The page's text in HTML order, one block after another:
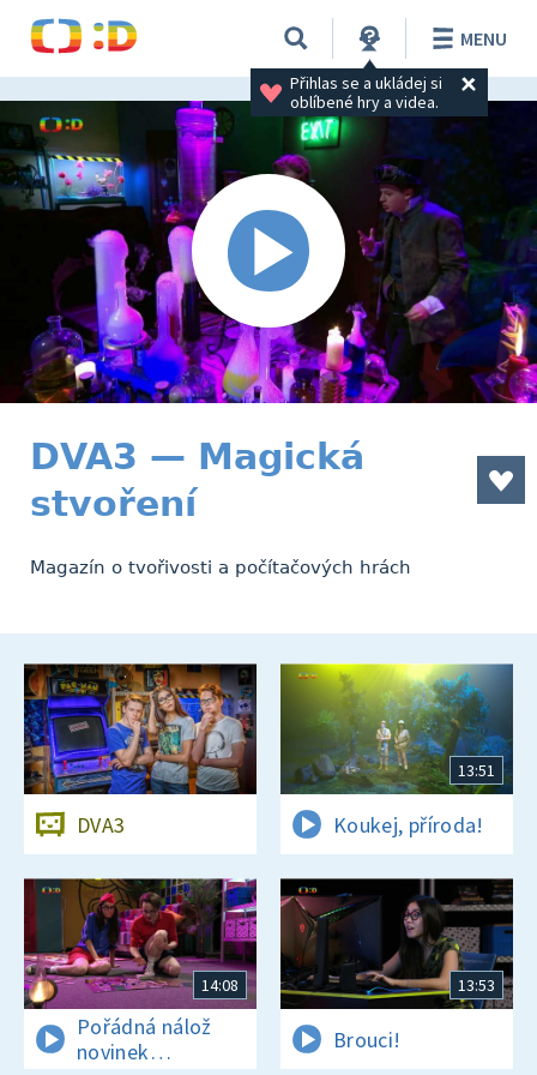
Přihlas se a ukládej si
oblíbené hry a videa.
MENU
DVA3 — Magická
stvoření
Magazín o tvořivosti a počítačových hrách
DVA3
13:51
Koukej, příroda!
14:08
Pořádná nálož
novinek
13:53
Brouci!